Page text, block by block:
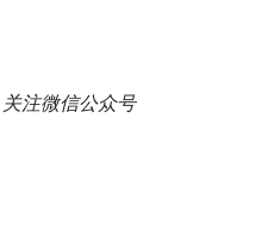
关注微信公众号